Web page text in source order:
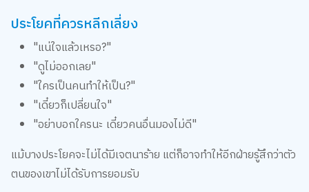
ประโยคที่ควรหลีกเลี่ยง
"ดูไม่ออกเลย"
"ใครเป็นคนทำให้เป็น?"
"เดี๋ยวก็เปลี่ยนใจ"
"อย่าบอกใครนะ เดี๋ยวคนอื่นมองไม่ดี"
ตนของเขาไม่ได้รับการยอมรับ